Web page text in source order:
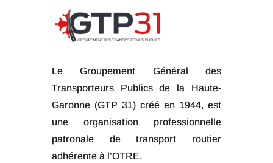
Le Groupement Général des
Transporteurs Publics de la Haute-
Garonne (GTP 31) créé en 1944, est
une organisation professionnelle
patronale de transport routier
adhérente à l’OTRE.